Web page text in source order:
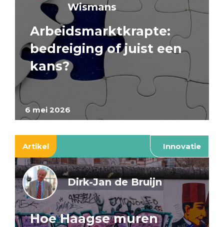
6 mei 2026
Wismans
Arbeidsmarktkrapte:
bedreiging of juist een
kans?
Artikel Innovatie
Dirk-Jan de Bruijn
Hoe Haagse muren